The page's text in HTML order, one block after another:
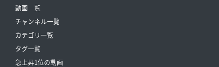
動画一覧
チャンネル一覧
カテゴリ一覧
タグ一覧
急上昇1位の動画